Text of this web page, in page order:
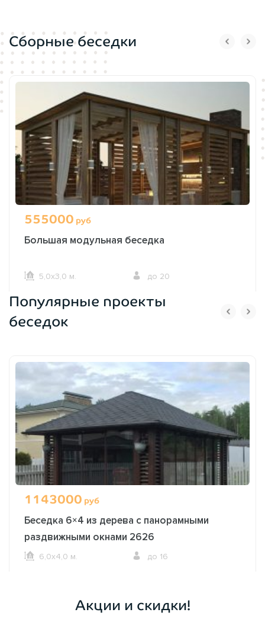
Сборные беседки
555000 руб
Большая модульная беседка
5,0х3,0 м. до 20
ОФОРМИТЬ ЗАКАЗ
Популярные проекты
беседок
1143000 руб
Беседка 6×4 из дерева с панорамными
раздвижными окнами 2626
6,0х4,0 м. до 16
Акции и скидки!